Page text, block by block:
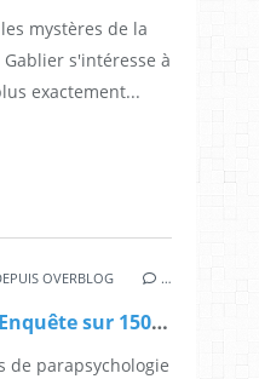
mystères de la
s'intéresse à
exactement...
OVERBLOG …
Renaud Évrard - Enquête sur 150 ans de parapsychologie
de parapsychologie